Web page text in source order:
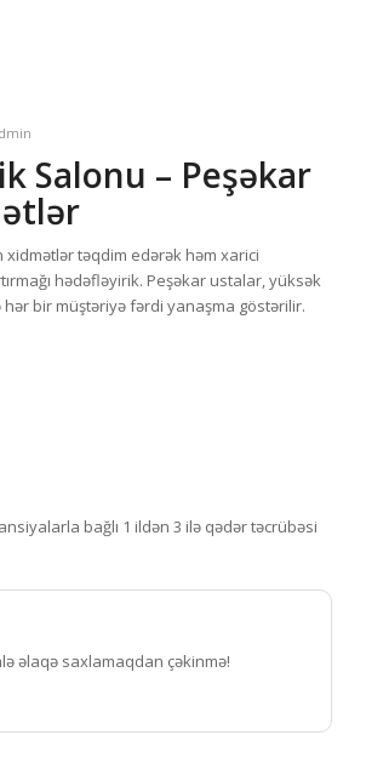
Salonu – Peşəkar
təqdim edərək həm xarici
hədəfləyirik. Peşəkar ustalar, yüksək
bir müştəriyə fərdi yanaşma göstərilir.
bağlı 1 ildən 3 ilə qədər təcrübəsi
əlaqə saxlamaqdan çəkinmə!